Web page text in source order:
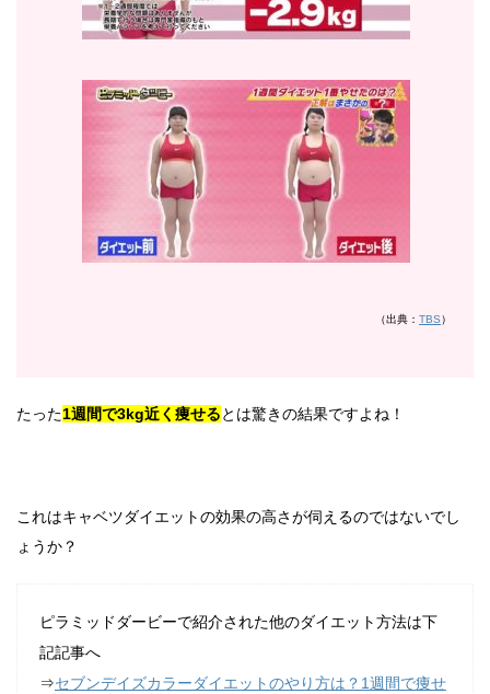
（出典： TBS）
たった1週間で3kg近く痩せるとは驚きの結果ですよね！
これはキャベツダイエットの効果の高さが伺えるのではないでし
ょうか？
ピラミッドダービーで紹介された他のダイエット方法は下
記記事へ
⇒セブンデイズカラーダイエットのやり方は？1週間で痩せ